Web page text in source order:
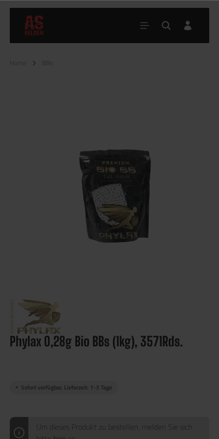
Home BBs
Phylax 0,28g Bio BBs (1kg), 3571Rds.
Sofort verfügbar, Lieferzeit: 1-3 Tage
Um dieses Produkt zu bestellen, melden Sie sich